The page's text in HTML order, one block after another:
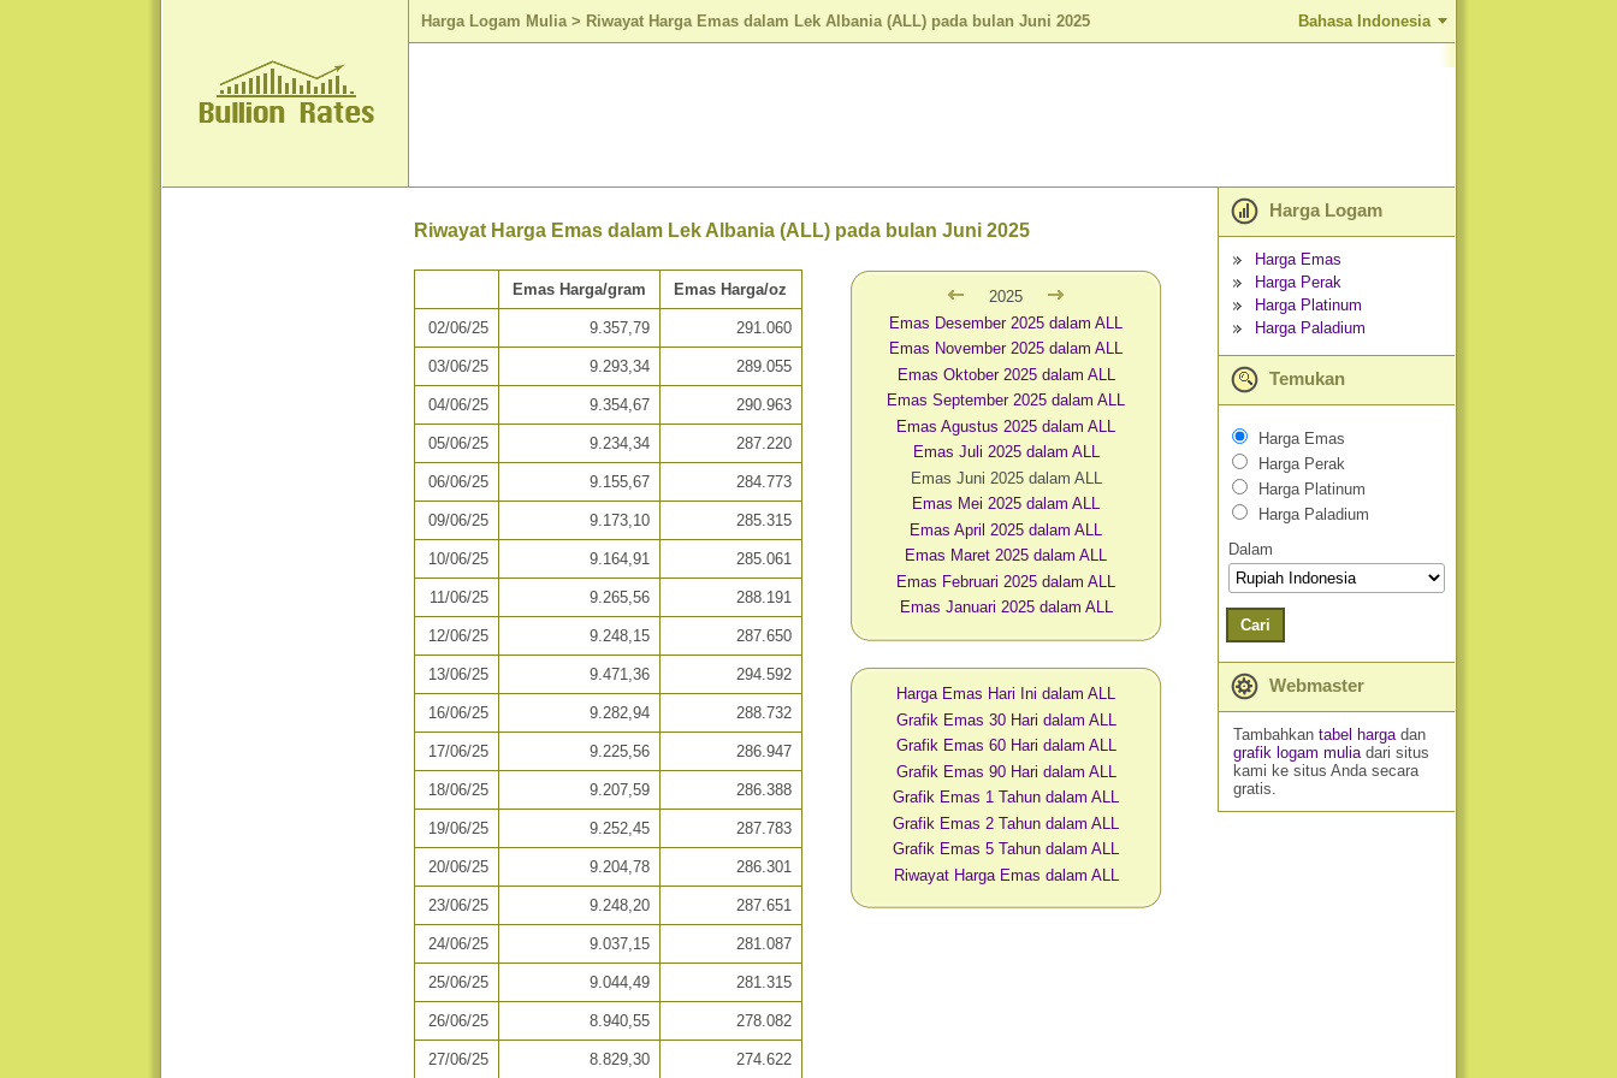
Harga Logam Mulia > Riwayat Harga Emas dalam Lek Albania (ALL) pada bulan Juni 2025 Bahasa Indonesia
Riwayat Harga Emas dalam Lek Albania (ALL) pada bulan Juni 2025
Emas Harga/gram Emas Harga/oz
02/06/25 9.357,79 291.060
03/06/25 9.293,34 289.055
04/06/25 9.354,67 290.963
05/06/25 9.234,34 287.220
06/06/25 9.155,67 284.773
09/06/25 9.173,10 285.315
10/06/25 9.164,91 285.061
11/06/25 9.265,56 288.191
12/06/25 9.248,15 287.650
13/06/25 9.471,36 294.592
16/06/25 9.282,94 288.732
17/06/25 9.225,56 286.947
18/06/25 9.207,59 286.388
19/06/25 9.252,45 287.783
20/06/25 9.204,78 286.301
23/06/25 9.248,20 287.651
24/06/25 9.037,15 281.087
25/06/25 9.044,49 281.315
26/06/25 8.940,55 278.082
27/06/25 8.829,30 274.622
2025
Emas Desember 2025 dalam ALL
Emas November 2025 dalam ALL
Emas Oktober 2025 dalam ALL
Emas September 2025 dalam ALL
Emas Agustus 2025 dalam ALL
Emas Juli 2025 dalam ALL
Emas Juni 2025 dalam ALL
Emas Mei 2025 dalam ALL
Emas April 2025 dalam ALL
Emas Maret 2025 dalam ALL
Emas Februari 2025 dalam ALL
Emas Januari 2025 dalam ALL
Harga Emas Hari Ini dalam ALL
Grafik Emas 30 Hari dalam ALL
Grafik Emas 60 Hari dalam ALL
Grafik Emas 90 Hari dalam ALL
Grafik Emas 1 Tahun dalam ALL
Grafik Emas 2 Tahun dalam ALL
Grafik Emas 5 Tahun dalam ALL
Riwayat Harga Emas dalam ALL
Harga Logam
Harga Emas
Harga Perak
Harga Platinum
Harga Paladium
Temukan
Harga Emas
Harga Perak
Harga Platinum
Harga Paladium
Dalam
Cari
Webmaster
Tambahkan tabel hargadan
grafik logam muliadari situs
kami ke situs Anda secara
gratis.